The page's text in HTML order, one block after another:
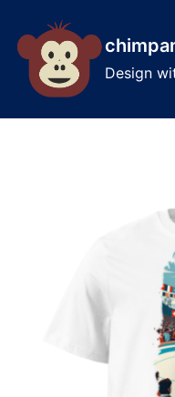
content
Design